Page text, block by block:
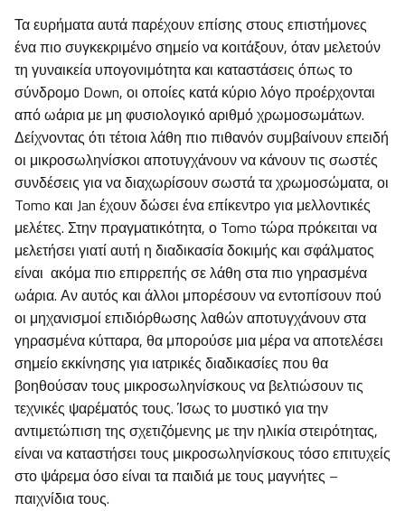
Τα ευρήματα αυτά παρέχουν επίσης στους επιστήμονες
ένα πιο συγκεκριμένο σημείο να κοιτάξουν, όταν μελετούν
τη γυναικεία υπογονιμότητα και καταστάσεις όπως το
σύνδρομο Down, οι οποίες κατά κύριο λόγο προέρχονται
από ωάρια με μη φυσιολογικό αριθμό χρωμοσωμάτων.
Δείχνοντας ότι τέτοια λάθη πιο πιθανόν συμβαίνουν επειδή
οι μικροσωληνίσκοι αποτυγχάνουν να κάνουν τις σωστές
συνδέσεις για να διαχωρίσουν σωστά τα χρωμοσώματα, οι
Tomo και Jan έχουν δώσει ένα επίκεντρο για μελλοντικές
μελέτες. Στην πραγματικότητα, ο Tomo τώρα πρόκειται να
μελετήσει γιατί αυτή η διαδικασία δοκιμής και σφάλματος
είναι ακόμα πιο επιρρεπής σε λάθη στα πιο γηρασμένα
ωάρια. Αν αυτός και άλλοι μπορέσουν να εντοπίσουν πού
οι μηχανισμοί επιδιόρθωσης λαθών αποτυγχάνουν στα
γηρασμένα κύτταρα, θα μπορούσε μια μέρα να αποτελέσει
σημείο εκκίνησης για ιατρικές διαδικασίες που θα
βοηθούσαν τους μικροσωληνίσκους να βελτιώσουν τις
τεχνικές ψαρέματός τους. Ίσως το μυστικό για την
αντιμετώπιση της σχετιζόμενης με την ηλικία στειρότητας,
είναι να καταστήσει τους μικροσωληνίσκους τόσο επιτυχείς
στο ψάρεμα όσο είναι τα παιδιά με τους μαγνήτες –
παιχνίδια τους.